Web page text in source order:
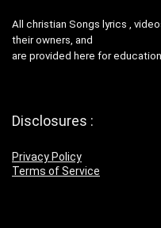
All christian Songs lyrics ,
their owners, and
are provided here for
Disclosures :
Privacy Policy
Terms of Service